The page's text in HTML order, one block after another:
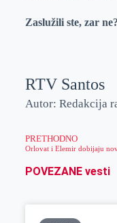
Zaslužili ste, zar ne?
RTV Santos
Autor: Redakcija
PRETHODNO
Orlovat i Elemir dobijaju
POVEZANE vesti